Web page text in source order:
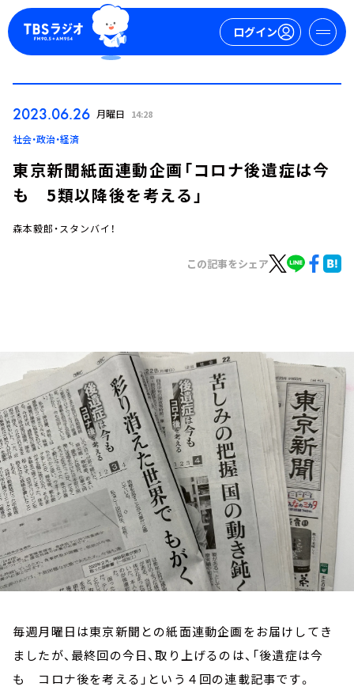
ログイン
お知らせ
イベント・グッズ
YouTube
会社情報
2023.06.26 月曜日 14:28
社会・政治・経済
東京新聞紙面連動企画「コロナ後遺症は今
も 5類以降後を考える」
森本毅郎・スタンバイ！
この記事をシェア
毎週月曜日は東京新聞との紙面連動企画をお届けしてき
ましたが、最終回の今日、取り上げるのは、「後遺症は今
も コロナ後を考える」という４回の連載記事です。